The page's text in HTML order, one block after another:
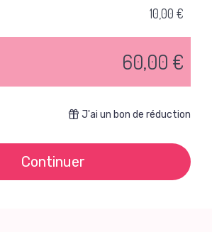
10,00 €
60,00 €
J'ai un bon de réduction
Continuer